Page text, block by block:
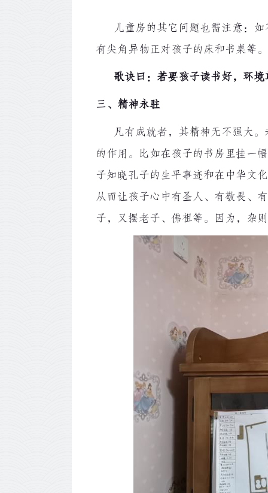
儿童房的其它问题也需注意：如
有尖角异物正对孩子的床和书桌等。
歌诀曰：若要孩子读书好，环境
三、精神永驻
凡有成就者，其精神无不强大。
的作用。比如在孩子的书房里挂一
子知晓孔子的生平事迹和在中华文
从而让孩子心中有圣人、有敬畏、
子，又摆老子、佛祖等。因为，杂